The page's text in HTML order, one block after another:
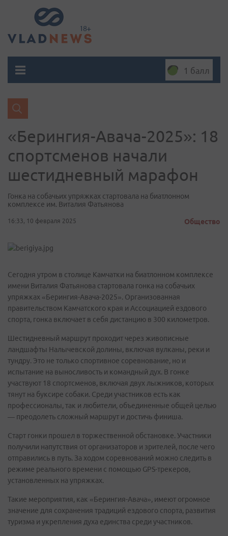
1 балл
«Берингия-Авача-2025»: 18
спортсменов начали
шестидневный марафон
Гонка на собачьих упряжках стартовала на биатлонном
комплексе им. Виталия Фатьянова
16:33, 10 февраля 2025 Общество
Сегодня утром в столице Камчатки на биатлонном комплексе
имени Виталия Фатьянова стартовала гонка на собачьих
упряжках «Берингия-Авача-2025». Организованная
правительством Камчатского края и Ассоциацией ездового
спорта, гонка включает в себя дистанцию в 300 километров.
Шестидневный маршрут проходит через живописные
ландшафты Налычевской долины, включая вулканы, реки и
тундру. Это не только спортивное соревнование, но и
испытание на выносливость и командный дух. В гонке
участвуют 18 спортсменов, включая двух лыжников, которых
тянут на буксире собаки. Среди участников есть как
профессионалы, так и любители, объединенные общей целью
— преодолеть сложный маршрут и достичь финиша.
Старт гонки прошел в торжественной обстановке. Участники
получили напутствия от организаторов и зрителей, после чего
отправились в путь. За ходом соревнований можно следить в
режиме реального времени с помощью GPS-трекеров,
установленных на упряжках.
Такие мероприятия, как «Берингия-Авача», имеют огромное
значение для сохранения традиций ездового спорта, развития
туризма и укрепления духа единства среди участников.